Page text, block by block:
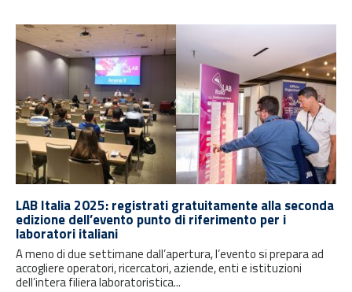
LAB Italia 2025: registrati gratuitamente alla seconda
edizione dell’evento punto di riferimento per i
laboratori italiani
A meno di due settimane dall’apertura, l’evento si prepara ad
accogliere operatori, ricercatori, aziende, enti e istituzioni
dell’intera filiera laboratoristica...